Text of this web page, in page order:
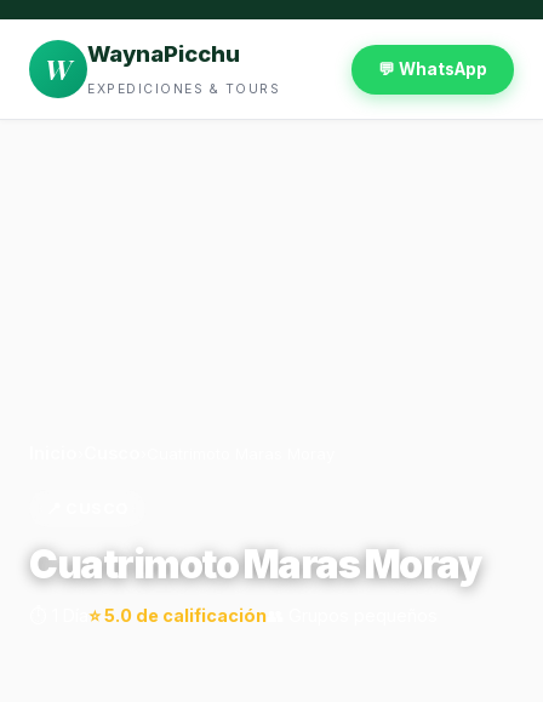
W WaynaPicchu
EXPEDICIONES & TOURS
💬 WhatsApp
Cuatrimoto Maras Moray
⭐ 5.0 de calificación